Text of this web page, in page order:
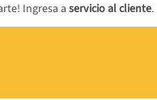
Ingresa aservicio al cliente.